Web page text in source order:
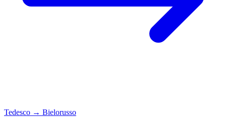
Tedesco → Bielorusso